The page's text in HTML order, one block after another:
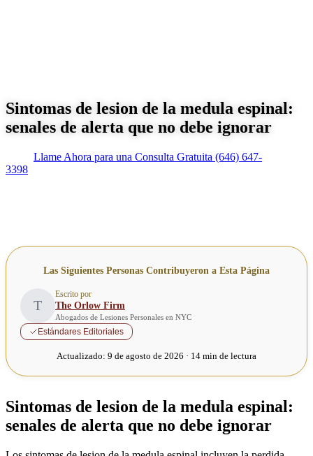
Sintomas de lesion de la medula espinal:
senales de alerta que no debe ignorar
Llame Ahora para una Consulta Gratuita (646) 647-
3398
Las Siguientes Personas Contribuyeron a Esta Página
T
Escrito por
The Orlow Firm
Abogados de Lesiones Personales en NYC
Estándares Editoriales
Actualizado: 9 de agosto de 2026 · 14 min de lectura
Sintomas de lesion de la medula espinal:
senales de alerta que no debe ignorar